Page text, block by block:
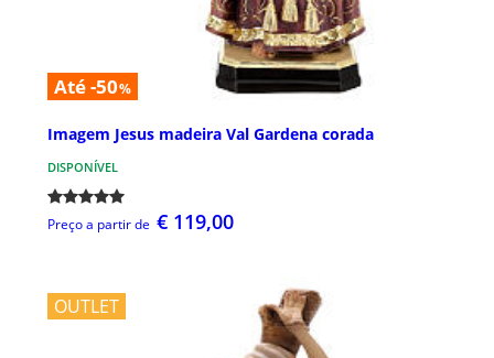
Até -50%
Imagem Jesus madeira Val Gardena corada
DISPONÍVEL
Preço a partir de € 119,00
OUTLET